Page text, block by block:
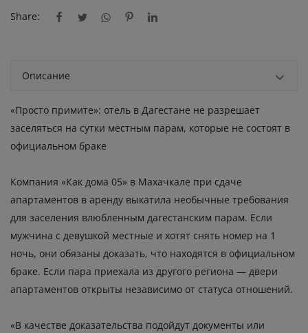
Share:
Описание
«Просто примите»: отель в Дагестане не разрешает
заселяться на сутки местным парам, которые не состоят в
официальном браке
Компания «Как дома 05» в Махачкале при сдаче
апартаментов в аренду выкатила необычные требования
для заселения влюбленным дагестанским парам. Если
мужчина с девушкой местные и хотят снять номер на 1
ночь, они обязаны доказать, что находятся в официальном
браке. Если пара приехала из другого региона — двери
апартаментов открыты независимо от статуса отношений.
«В качестве доказательства подойдут документы или